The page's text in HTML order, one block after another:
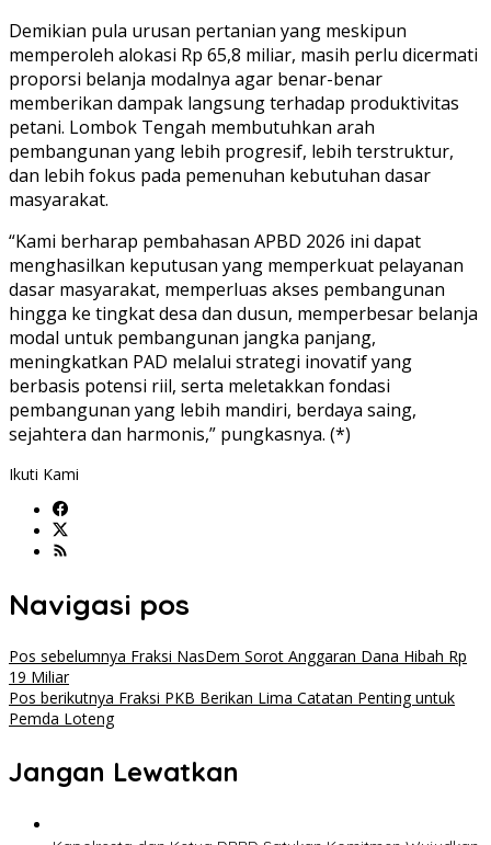
Demikian pula urusan pertanian yang meskipun
memperoleh alokasi Rp 65,8 miliar, masih perlu dicermati
proporsi belanja modalnya agar benar-benar
memberikan dampak langsung terhadap produktivitas
petani. Lombok Tengah membutuhkan arah
pembangunan yang lebih progresif, lebih terstruktur,
dan lebih fokus pada pemenuhan kebutuhan dasar
masyarakat.
“Kami berharap pembahasan APBD 2026 ini dapat
menghasilkan keputusan yang memperkuat pelayanan
dasar masyarakat, memperluas akses pembangunan
hingga ke tingkat desa dan dusun, memperbesar belanja
modal untuk pembangunan jangka panjang,
meningkatkan PAD melalui strategi inovatif yang
berbasis potensi riil, serta meletakkan fondasi
pembangunan yang lebih mandiri, berdaya saing,
sejahtera dan harmonis,” pungkasnya. (*)
Ikuti Kami
Navigasi pos
Pos sebelumnya Fraksi NasDem Sorot Anggaran Dana Hibah Rp
19 Miliar
Pos berikutnya Fraksi PKB Berikan Lima Catatan Penting untuk
Pemda Loteng
Jangan Lewatkan